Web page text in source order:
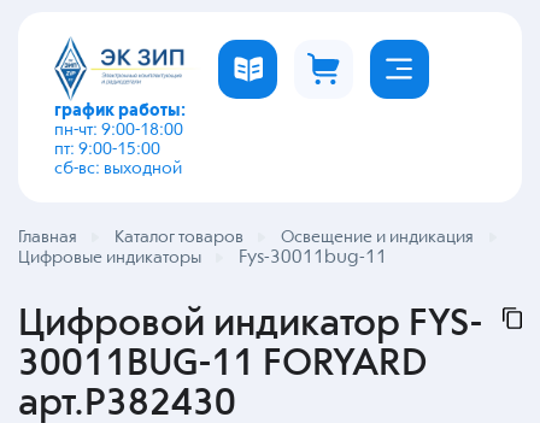
график работы:
пн-чт: 9:00-18:00
пт: 9:00-15:00
сб-вс: выходной
Главная Каталог товаров
Освещение и индикация
Цифровые индикаторы
Fys-30011bug-11
Цифровой индикатор FYS-
30011BUG-11 FORYARD
арт.P382430